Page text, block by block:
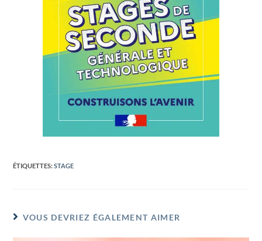
ÉTIQUETTES:STAGE
VOUS DEVRIEZ ÉGALEMENT AIMER